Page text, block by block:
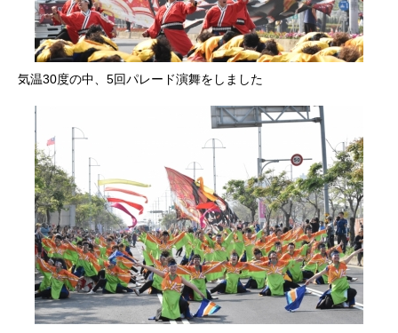
気温30度の中、5回パレード演舞をしました